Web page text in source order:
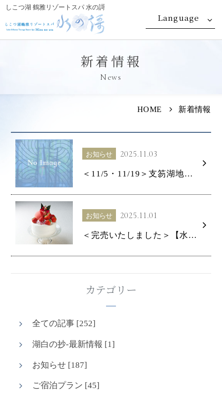
しこつ湖 鶴雅リゾートスパ 水の謌
Language
新着情報
News
HOME 新着情報
お知らせ 2025.11.03
＜11/5・11/19＞支笏湖地区計画停電のお知らせ
お知らせ 2025.11.01
＜完売いたしました＞【水の謌】2025年クリスマスケーキのご案内
カテゴリー
全ての記事 [252]
湖白の抄‐最新情報 [1]
お知らせ [187]
ご宿泊プラン [45]